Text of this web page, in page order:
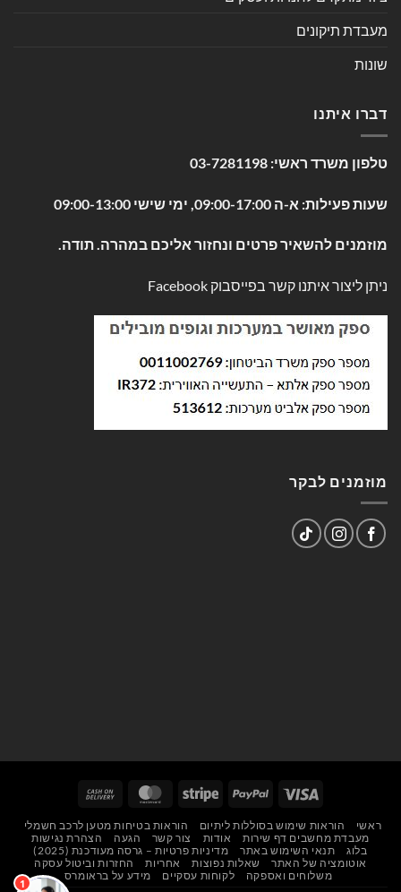
מעבדת תיקונים
שונות
דברו איתנו
טלפון משרד ראשי: 03-7281198
שעות פעילות: א-ה 09:00-17:00, ימי שישי 09:00-13:00
מוזמנים להשאיר פרטים ונחזור אליכם במהרה. תודה.
ניתן ליצור איתנו קשר בפייסבוק Facebook
מוזמנים לבקר
Visa
PayPal
Stripe
MasterCard
Delivery
ראשי הוראות שימוש בסוללות ליתיום
הוראות בטיחות מטען לרכב חשמלי
מעבדת מחשבים דף שירות
אודות צור קשר הגעה
הצהרת נגישות
בלוג
תנאי השימוש באתר
מדיניות פרטיות – גרסה מעודכנת (2025)
אוטומציה של האתר
שאלות נפוצות אחריות
החזרות וביטול עסקה
משלוחים ואספקה
לקוחות עסקיים מידע על בראומרס